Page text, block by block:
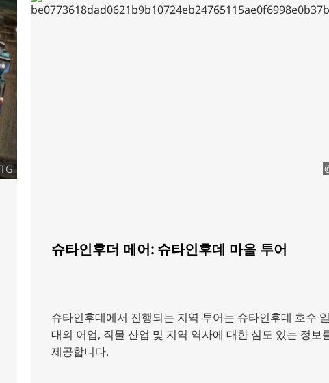
슈타인후더 메어: 슈타인후데 마을 투어
슈타인후데에서 진행되는 지역 투어는 슈타인후데 호수 일
대의 어업, 직물 산업 및 지역 역사에 대한 심도 있는 정보
제공합니다.